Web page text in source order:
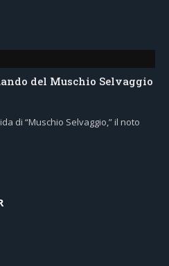
del Muschio Selvaggio
di “Muschio Selvaggio,” il noto